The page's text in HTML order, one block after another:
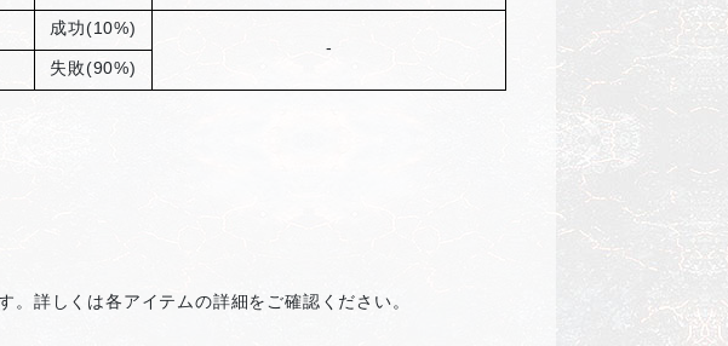
成功(10%)
-
失敗(90%)
詳しくは各アイテムの詳細をご確認ください。